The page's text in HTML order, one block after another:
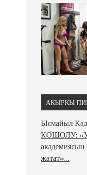
АКЫРКЫ
Ысмайыл
КОШОЛУ:
жатат»…